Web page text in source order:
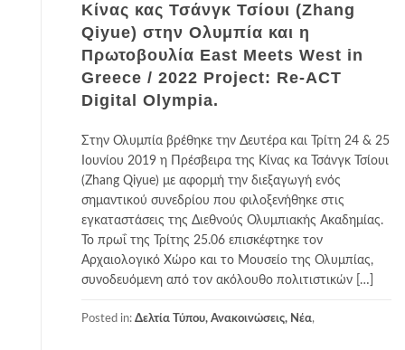
Κίνας κας Τσάνγκ Τσίουι (Zhang
Qiyue) στην Ολυμπία και η
Πρωτοβουλία East Meets West in
Greece / 2022 Project: Re-ACT
Digital Olympia.
Στην Ολυμπία βρέθηκε την Δευτέρα και Τρίτη 24 & 25
Ιουνίου 2019 η Πρέσβειρα της Κίνας κα Τσάνγκ Τσίουι
(Zhang Qiyue) με αφορμή την διεξαγωγή ενός
σημαντικού συνεδρίου που φιλοξενήθηκε στις
εγκαταστάσεις της Διεθνούς Ολυμπιακής Ακαδημίας.
Το πρωΐ της Τρίτης 25.06 επισκέφτηκε τον
Αρχαιολογικό Χώρο και το Μουσείο της Ολυμπίας,
συνοδευόμενη από τον ακόλουθο πολιτιστικών […]
Posted in: Δελτία Τύπου, Ανακοινώσεις, Νέα,